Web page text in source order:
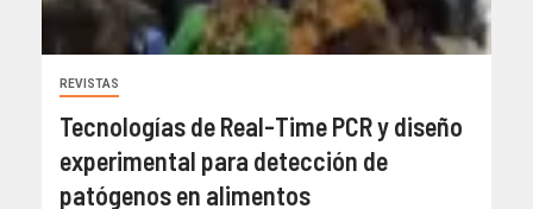
REVISTAS
Tecnologías de Real-Time PCR y diseño
experimental para detección de
patógenos en alimentos